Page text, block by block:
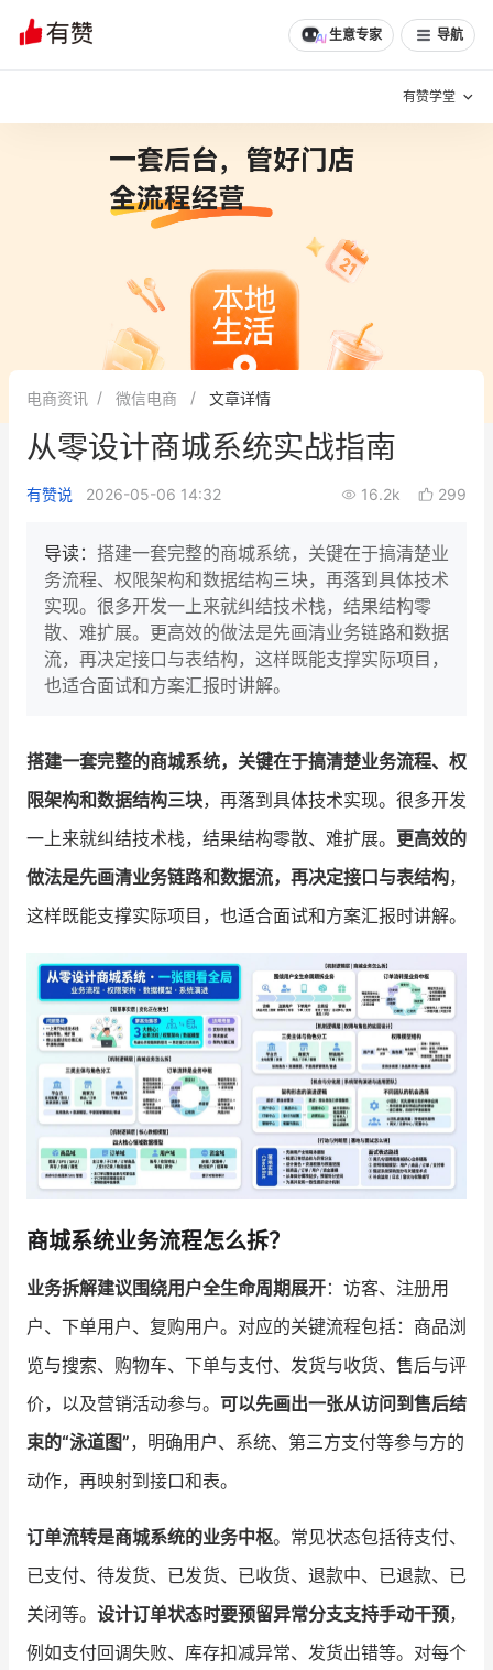
生意专家 导航
有赞学堂
增长方法
有赞专家说
新零售最佳实践
面对面聊增长
AllValue 战略合作
增长产品指南
智库 产品场景库
品牌消费观 行业报告
新零售资讯
私域课程 新零售内参
增长俱乐部
增长俱乐部 有赞商盟
社群交流
合作共进
入驻有赞 认证代理商
认证服务商 设计服务商
有赞云 数据通服务
文章 问诊 分享
电商资讯 微信电商 文章详情
从零设计商城系统实战指南
有赞说 2026-05-06 14:32 16.2k 299
导读： 搭建一套完整的商城系统，关键在于搞清楚业
务流程、权限架构和数据结构三块，再落到具体技术
实现。很多开发一上来就纠结技术栈，结果结构零
散、难扩展。更高效的做法是先画清业务链路和数据
流，再决定接口与表结构，这样既能支撑实际项目，
也适合面试和方案汇报时讲解。
搭建一套完整的商城系统，关键在于搞清楚业务流程、权
限架构和数据结构三块，再落到具体技术实现。很多开发
一上来就纠结技术栈，结果结构零散、难扩展。 更高效的
做法是先画清业务链路和数据流，再决定接口与表结构，
这样既能支撑实际项目，也适合面试和方案汇报时讲解。
商城系统业务流程怎么拆？
业务拆解建议围绕用户全生命周期展开：访客、注册用
户、下单用户、复购用户。对应的关键流程包括：商品浏
览与搜索、购物车、下单与支付、发货与收货、售后与评
价，以及营销活动参与。 可以先画出一张从访问到售后结
束的“泳道图”，明确用户、系统、第三方支付等参与方的
动作，再映射到接口和表。
订单流转是商城系统的业务中枢。常见状态包括待支付、
已支付、待发货、已发货、已收货、退款中、已退款、已
关闭等。 设计订单状态时要预留异常分支支持手动干预，
例如支付回调失败、库存扣减异常、发货出错等。对每个